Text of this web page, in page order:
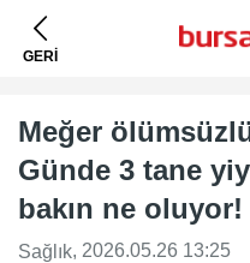
GERİ
Meğer
Günde 3 tane
bakın ne oluyor!
Sağlık, 2026.05.26 13:25